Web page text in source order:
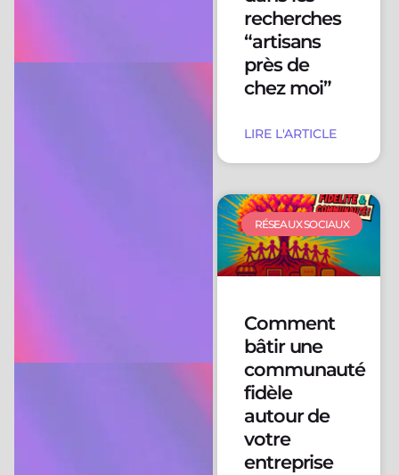
recherches
“artisans
près de
chez moi”
LIRE L'ARTICLE
RÉSEAUX SOCIAUX
Comment
bâtir une
communauté
fidèle
autour de
votre
entreprise